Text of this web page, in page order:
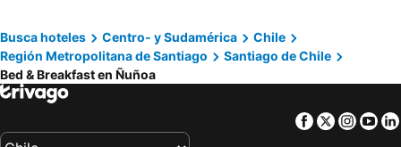
Busca hoteles Centro- y Sudamérica
Chile
Región Metropolitana de Santiago
Santiago de Chile
Bed & Breakfast en Ñuñoa
Facebook
Twitter